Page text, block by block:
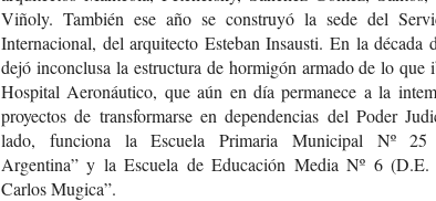
Viñoly. También ese año se construyó la sede del
Internacional, del arquitecto Esteban Insausti. En la década
dejó inconclusa la estructura de hormigón armado de lo que
Hospital Aeronáutico, que aún en día permanece a la
proyectos de transformarse en dependencias del Poder
lado, funciona la Escuela Primaria Municipal Nº 25
Argentina” y la Escuela de Educación Media Nº 6 (D.E.
Carlos Mugica”.